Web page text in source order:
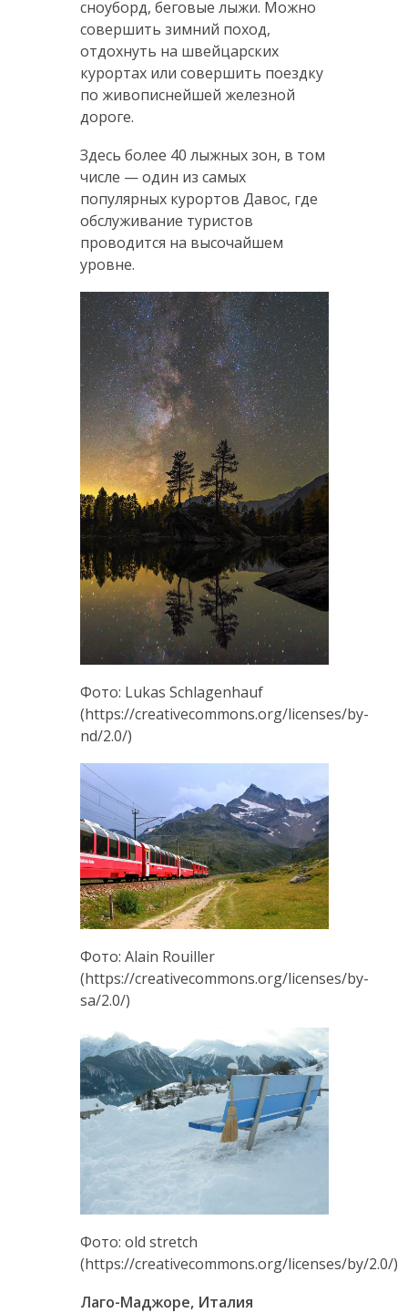
сноуборд, беговые лыжи. Можно
совершить зимний поход,
отдохнуть на швейцарских
курортах или совершить поездку
по живописнейшей железной
дороге.
Здесь более 40 лыжных зон, в том
числе — один из самых
популярных курортов Давос, где
обслуживание туристов
проводится на высочайшем
уровне.
Фото: Lukas Schlagenhauf
(https://creativecommons.org/licenses/by-
nd/2.0/)
Фото: Alain Rouiller
(https://creativecommons.org/licenses/by-
sa/2.0/)
Фото: old stretch
(https://creativecommons.org/licenses/by/2.0/)
Лаго-Маджоре, Италия